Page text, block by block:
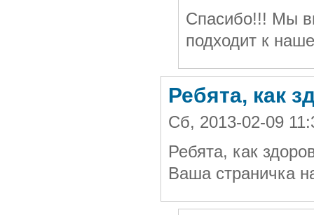
Спасибо!!! Мы
подходит к
Ребята, как
Сб, 2013-02-09
Ребята, как
Ваша страничка